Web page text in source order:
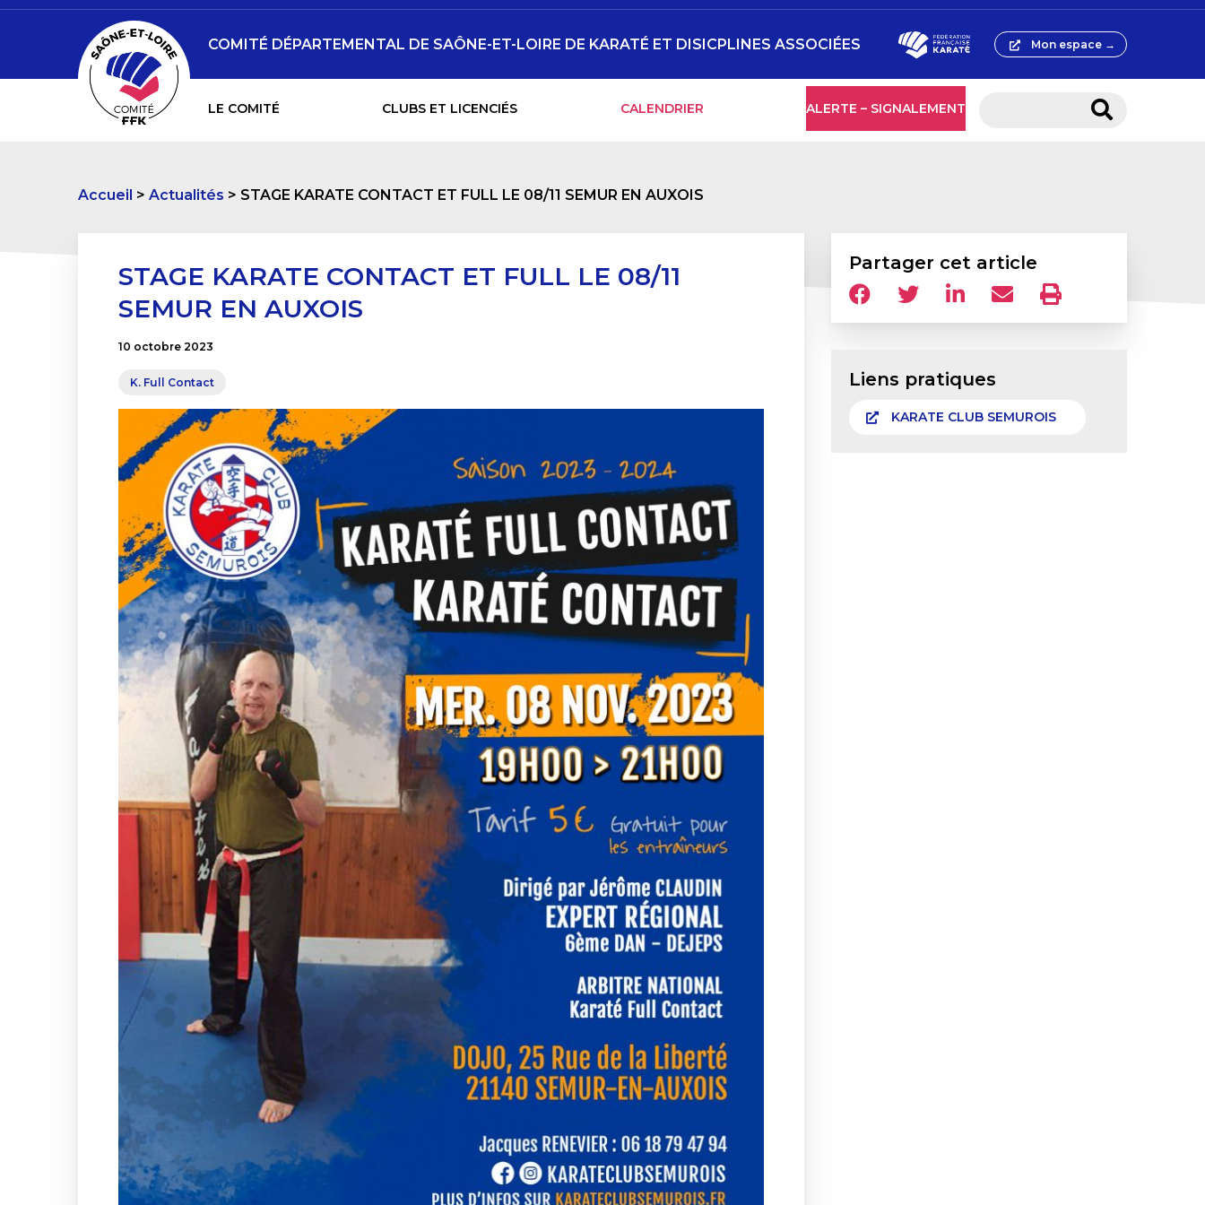
LE COMITÉ CLUBS ET LICENCIÉS CALENDRIER ALERTE – SIGNALEMENT
COMITÉ DÉPARTEMENTAL DE SAÔNE-ET-LOIRE DE KARATÉ ET DISICPLINES ASSOCIÉES Mon espace →
Accueil Actualités STAGE KARATE CONTACT ET FULL LE 08/11 SEMUR EN AUXOIS
STAGE KARATE CONTACT ET FULL LE 08/11
SEMUR EN AUXOIS
10 octobre 2023
K. Full Contact
Partager cet article
Liens pratiques
KARATE CLUB SEMUROIS